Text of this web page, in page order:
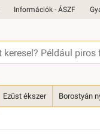
Információk - ÁSZF
Ezüst ékszer Borostyán